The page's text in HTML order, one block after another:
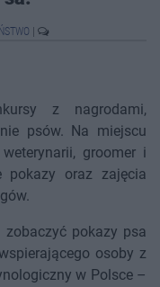
z nagrodami,
psów. Na miejscu
groomer i
pokazy oraz zajęcia
zobaczyć pokazy psa
osoby z
w Polsce –